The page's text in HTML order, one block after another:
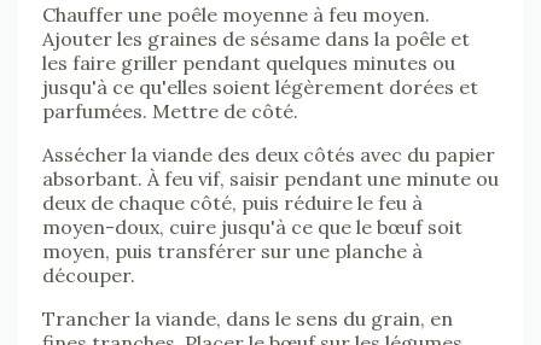
Chauffer une poêle moyenne à feu moyen.
Ajouter les graines de sésame dans la poêle et
les faire griller pendant quelques minutes ou
jusqu'à ce qu'elles soient légèrement dorées et
parfumées. Mettre de côté.
Assécher la viande des deux côtés avec du papier
absorbant. À feu vif, saisir pendant une minute ou
deux de chaque côté, puis réduire le feu à
moyen-doux, cuire jusqu'à ce que le bœuf soit
moyen, puis transférer sur une planche à
découper.
Trancher la viande, dans le sens du grain, en